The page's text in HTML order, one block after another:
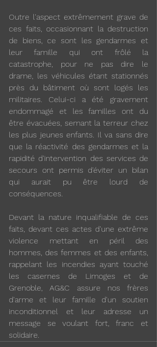
Outre l'aspect extrêmement grave de
ces faits, occasionnant la destruction
de biens, ce sont les gendarmes et
leur famille qui ont frôlé la
catastrophe, pour ne pas dire le
drame, les véhicules étant stationnés
près du bâtiment où sont logés les
militaires. Celui-ci a été gravement
endommagé et les familles ont du
être évacuées, semant la terreur chez
les plus jeunes enfants. Il va sans dire
que la réactivité des gendarmes et la
rapidité d'intervention des services de
secours ont permis d'éviter un bilan
qui aurait pu être lourd de
conséquences.
Devant la nature inqualifiable de ces
faits, devant ces actes d'une extrême
violence mettant en péril des
hommes, des femmes et des enfants,
rappelant les incendies ayant touché
les casernes de Limoges et de
Grenoble, AG&C assure nos frères
d'arme et leur famille d'un soutien
inconditionnel et leur adresse un
message se voulant fort, franc et
solidaire.